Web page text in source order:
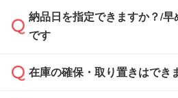
また、卒業・卒園記念品で対
校や幼稚園・保育園であれば
ず、通常はPDFデータをメ
ます。
たは注文フォームの『ご注文
・印刷する場合(500個程度)
ご入金、イメージ画像の校
納品日を指定できますか？/
です
ご希望の納期がある場合は、
在庫の確保・取り置きはでき